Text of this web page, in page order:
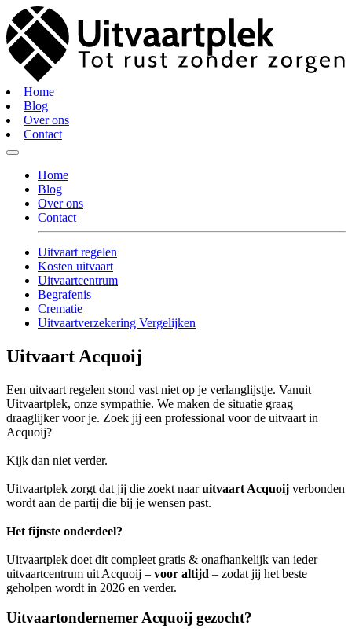
Home
Blog
Over ons
Contact
Home
Blog
Over ons
Contact
Uitvaart regelen
Kosten uitvaart
Uitvaartcentrum
Begrafenis
Crematie
Uitvaartverzekering Vergelijken
Uitvaart Acquoij
Een uitvaart regelen stond vast niet op je verlanglijstje. Vanuit
Uitvaartplek, onze sympathie. We maken de situatie graag
draaglijker voor je. Zoek jij een professional voor de uitvaart in
Acquoij?
Kijk dan niet verder.
Uitvaartplek zorgt dat jij die zoekt naaruitvaart Acquoij verbonden
wordt aan de partij die bij je wensen past.
Het fijnste onderdeel?
Uitvaartplek doet dit compleet gratis & onafhankelijk van ieder
uitvaartcentrum uit Acquoij – voor altijd – zodat jij het beste
geholpen wordt in 2026 en verder.
Uitvaartondernemer Acquoij gezocht?